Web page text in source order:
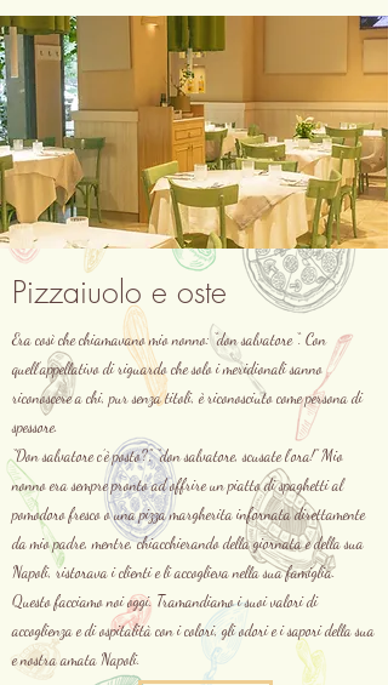
Pizzaiuolo e oste
Era così che chiamavano mio nonno: “don salvatore “. Con
quell’appellativo di riguardo che solo i meridionali sanno
riconoscere a chi, pur senza titoli, è riconosciuto come persona di
spessore.
“Don salvatore c’è posto?”, “don salvatore, scusate l’ora!” Mio
nonno era sempre pronto ad offrire un piatto di spaghetti al
pomodoro fresco o una pizza margherita infornata direttamente
da mio padre, mentre, chiacchierando della giornata e della sua
Napoli, ristorava i clienti e li accoglieva nella sua famiglia.
Questo facciamo noi oggi. Tramandiamo i suoi valori di
accoglienza e di ospitalità con i colori, gli odori e i sapori della sua
e nostra amata Napoli.